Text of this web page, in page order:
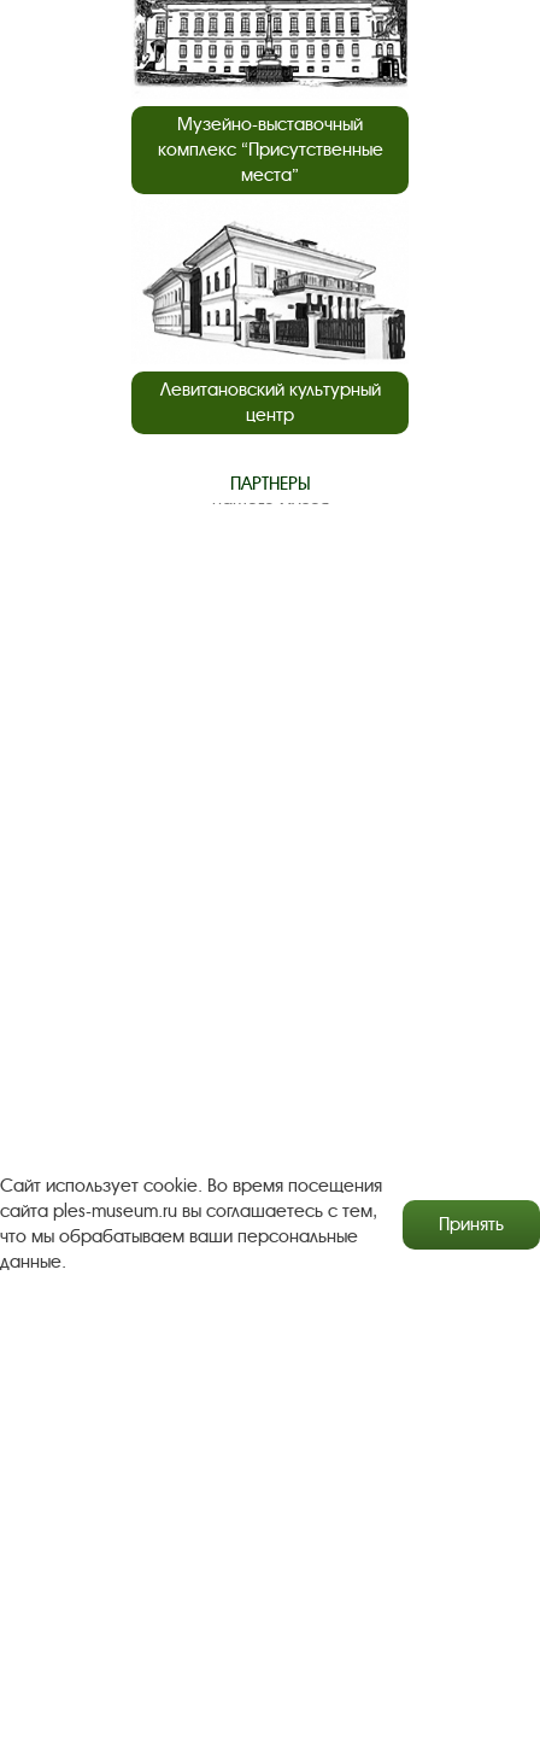
Музейно-выставочный
комплекс “Присутственные
места”
Левитановский культурный
центр
ПАРТНЕРЫ
нашего музея
Антикоррупционная деятельность
Сайт использует cookie. Во время посещения
сайта ples-museum.ru вы соглашаетесь с тем,
что мы обрабатываем ваши персональные
данные.
Принять